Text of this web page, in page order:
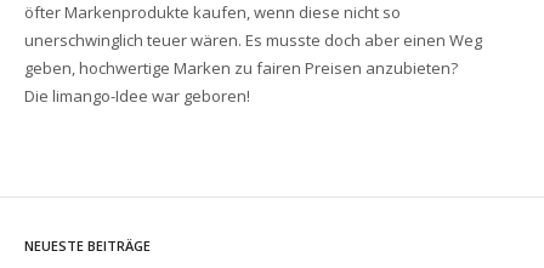
öfter Markenprodukte kaufen, wenn diese nicht so
unerschwinglich teuer wären. Es musste doch aber einen Weg
geben, hochwertige Marken zu fairen Preisen anzubieten?
Die limango-Idee war geboren!
NEUESTE BEITRÄGE